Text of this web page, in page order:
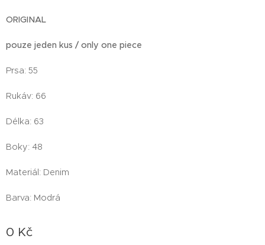
ORIGINAL
pouze jeden kus / only one piece
Prsa: 55
Rukáv: 66
Délka: 63
Boky: 48
Materiál: Denim
Barva: Modrá
0 Kč